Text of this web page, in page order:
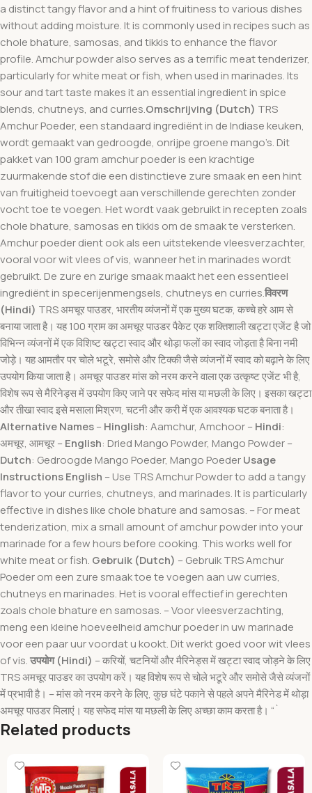
a distinct tangy flavor and a hint of fruitiness to various dishes
without adding moisture. It is commonly used in recipes such as
chole bhature, samosas, and tikkis to enhance the flavor
profile. Amchur powder also serves as a terrific meat tenderizer,
particularly for white meat or fish, when used in marinades. Its
sour and tart taste makes it an essential ingredient in spice
blends, chutneys, and curries.Omschrijving (Dutch) TRS
Amchur Poeder, een standaard ingrediënt in de Indiase keuken,
wordt gemaakt van gedroogde, onrijpe groene mango’s. Dit
pakket van 100 gram amchur poeder is een krachtige
zuurmakende stof die een distinctieve zure smaak en een hint
van fruitigheid toevoegt aan verschillende gerechten zonder
vocht toe te voegen. Het wordt vaak gebruikt in recepten zoals
chole bhature, samosas en tikkis om de smaak te versterken.
Amchur poeder dient ook als een uitstekende vleesverzachter,
vooral voor wit vlees of vis, wanneer het in marinades wordt
gebruikt. De zure en zurige smaak maakt het een essentieel
ingrediënt in specerijenmengsels, chutneys en curries.विवरण
(Hindi) TRS अमचूर पाउडर, भारतीय व्यंजनों में एक मुख्य घटक, कच्चे हरे आम से
बनाया जाता है। यह 100 ग्राम का अमचूर पाउडर पैकेट एक शक्तिशाली खट्टा एजेंट है जो
विभिन्न व्यंजनों में एक विशिष्ट खट्टा स्वाद और थोड़ा फलों का स्वाद जोड़ता है बिना नमी
जोड़े। यह आमतौर पर चोले भटूरे, समोसे और टिक्की जैसे व्यंजनों में स्वाद को बढ़ाने के लिए
उपयोग किया जाता है। अमचूर पाउडर मांस को नरम करने वाला एक उत्कृष्ट एजेंट भी है,
विशेष रूप से मैरिनेड्स में उपयोग किए जाने पर सफेद मांस या मछली के लिए। इसका खट्टा
और तीखा स्वाद इसे मसाला मिश्रण, चटनी और करी में एक आवश्यक घटक बनाता है।
Alternative Names–Hinglish: Aamchur, Amchoor –Hindi:
अमचूर, आमचूर –English: Dried Mango Powder, Mango Powder –
Dutch: Gedroogde Mango Poeder, Mango PoederUsage
InstructionsEnglish – Use TRS Amchur Powder to add a tangy
flavor to your curries, chutneys, and marinades. It is particularly
effective in dishes like chole bhature and samosas. – For meat
tenderization, mix a small amount of amchur powder into your
marinade for a few hours before cooking. This works well for
white meat or fish. Gebruik (Dutch) – Gebruik TRS Amchur
Poeder om een zure smaak toe te voegen aan uw curries,
chutneys en marinades. Het is vooral effectief in gerechten
zoals chole bhature en samosas. – Voor vleesverzachting,
meng een kleine hoeveelheid amchur poeder in uw marinade
voor een paar uur voordat u kookt. Dit werkt goed voor wit vlees
of vis.उपयोग (Hindi) – करियों, चटनियों और मैरिनेड्स में खट्टा स्वाद जोड़ने के लिए
TRS अमचूर पाउडर का उपयोग करें। यह विशेष रूप से चोले भटूरे और समोसे जैसे व्यंजनों
में प्रभावी है। – मांस को नरम करने के लिए, कुछ घंटे पकाने से पहले अपने मैरिनेड में थोड़ा
अमचूर पाउडर मिलाएं। यह सफेद मांस या मछली के लिए अच्छा काम करता है। “`
Related products